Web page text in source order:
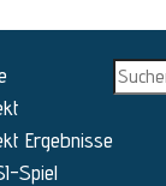
für Mobilgeräte
Ergebnisse
Spiel